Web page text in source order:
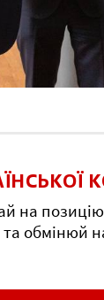
на позицію
обмінюй